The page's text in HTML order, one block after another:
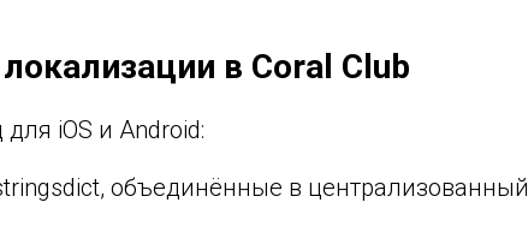
в Coral Club
iOS и Android:
объединённые в централизованный